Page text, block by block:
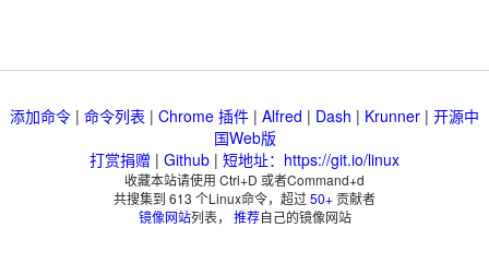
添加命令 | 命令列表 | Chrome 插件 | Alfred | Dash | Krunner | 开源中
国Web版
打赏捐赠 | Github | 短地址：https://git.io/linux
收藏本站请使用 Ctrl+D 或者Command+d
共搜集到 613 个Linux命令，超过50+贡献者
镜像网站列表， 推荐自己的镜像网站